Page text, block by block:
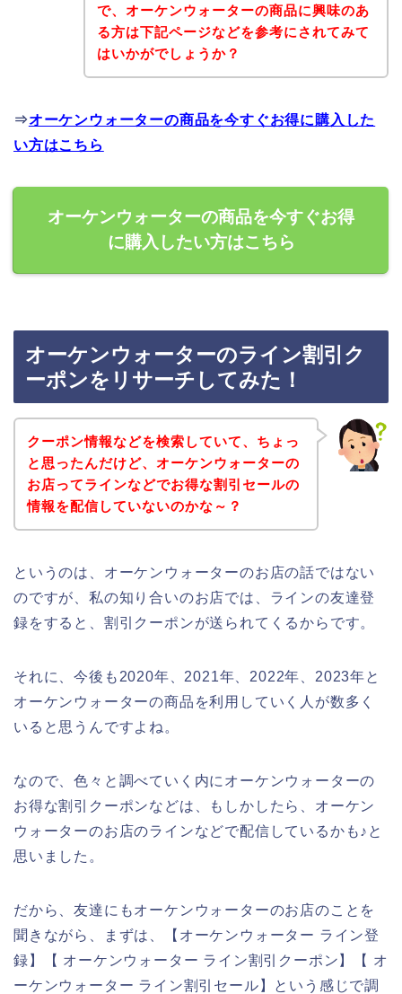
で、オーケンウォーターの商品に興味のあ
る方は下記ページなどを参考にされてみて
はいかがでしょうか？
⇒オーケンウォーターの商品を今すぐお得に購入した
い方はこちら
オーケンウォーターの商品を今すぐお得
に購入したい方はこちら
オーケンウォーターのライン割引ク
ーポンをリサーチしてみた！
クーポン情報などを検索していて、ちょっ
と思ったんだけど、オーケンウォーターの
お店ってラインなどでお得な割引セールの
情報を配信していないのかな～？
というのは、オーケンウォーターのお店の話ではない
のですが、私の知り合いのお店では、ラインの友達登
録をすると、割引クーポンが送られてくるからです。
それに、今後も2020年、2021年、2022年、2023年と
オーケンウォーターの商品を利用していく人が数多く
いると思うんですよね。
なので、色々と調べていく内にオーケンウォーターの
お得な割引クーポンなどは、もしかしたら、オーケン
ウォーターのお店のラインなどで配信しているかも♪と
思いました。
だから、友達にもオーケンウォーターのお店のことを
聞きながら、まずは、【オーケンウォーター ライン登
録】【 オーケンウォーター ライン割引クーポン】【 オ
ーケンウォーター ライン割引セール】という感じで調